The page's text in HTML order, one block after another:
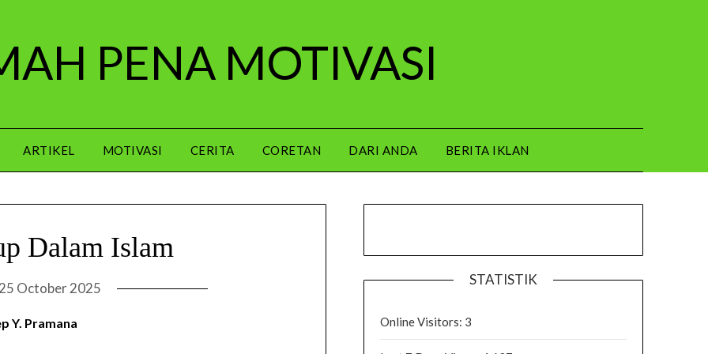
PENA MOTIVASI
ARTIKEL MOTIVASI CERITA CORETAN DARI ANDA BERITA IKLAN
Dalam Islam
25 October 2025
Y. Pramana
STATISTIK
Online Visitors: 3